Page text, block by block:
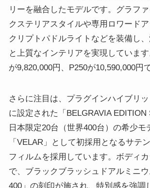
リーを融合したモデルです。グラフ
クステリアスタイルや専用ロワード
クリプトパドルライトなどを装備し
と上質なインテリアを実現していま
が9,820,000円、P250が10,590,000円で
さらに注目は、プラグインハイブリ
に設定された「BELGRAVIA EDITION
日本限定20台（世界400台）の希少モ
「VELAR」として初採用となるサテ
フィルムを採用しています。ボディ
で、ブラックブラッシュドアルミニ
400」の刻印が施され、特別感を強調